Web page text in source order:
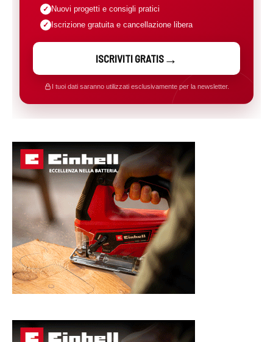
Nuovi progetti e consigli pratici
Iscrizione gratuita e cancellazione libera
ISCRIVITI GRATIS
I tuoi dati saranno utilizzati esclusivamente per la newsletter.